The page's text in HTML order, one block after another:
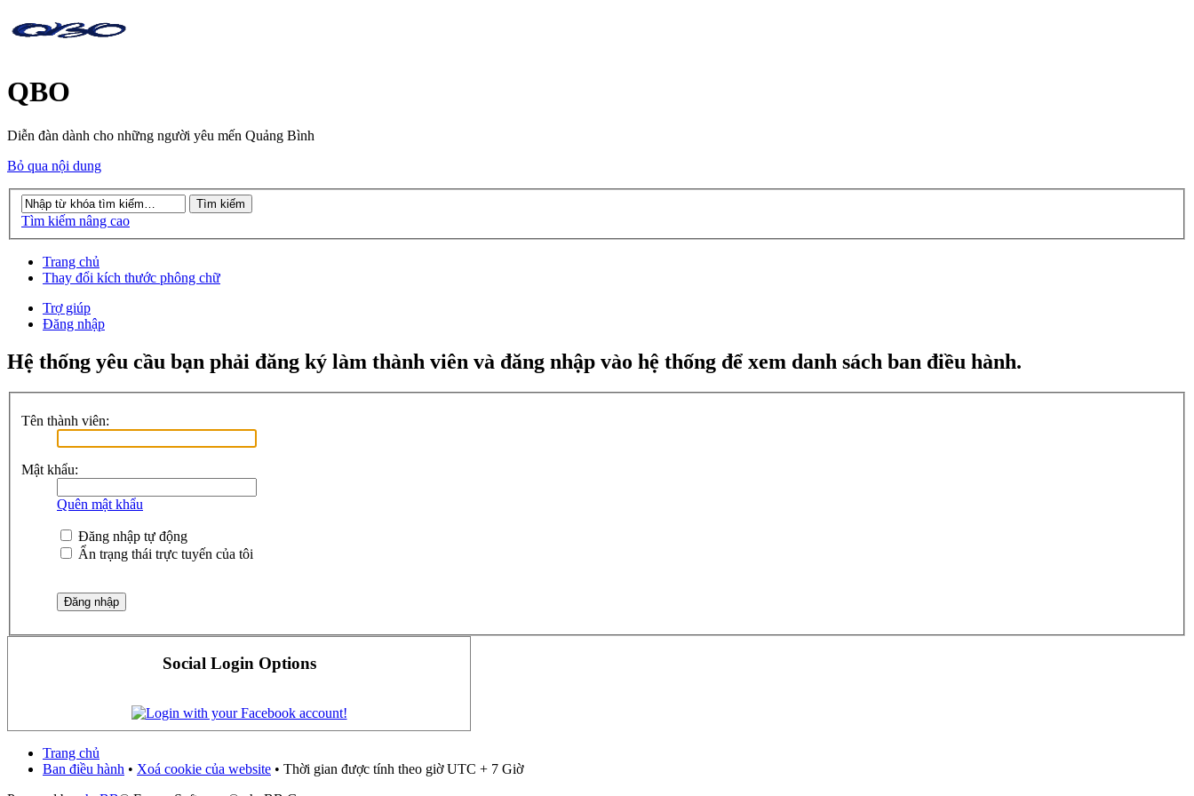
QBO
Diễn đàn dành cho những người yêu mến Quảng Bình
Bỏ qua nội dung
Tìm kiếm nâng cao
Trang chủ
Thay đổi kích thước phông chữ
Trợ giúp
Đăng nhập
Hệ thống yêu cầu bạn phải đăng ký làm thành viên và đăng nhập vào hệ thống để xem danh sách ban điều hành.
Tên thành viên:
Mật khẩu:
Quên mật khẩu
Đăng nhập tự động
Ẩn trạng thái trực tuyến của tôi
Social Login Options
Trang chủ
Ban điều hành • Xoá cookie của website • Thời gian được tính theo giờ UTC + 7 Giờ